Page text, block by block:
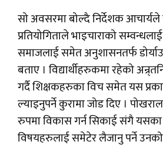
सो अवसरमा बोल्दै निर्देशक आचार्यले
प्रतियोगिताले भाइचाराको
समाजलाई समेत अनुशासनतर्फ
बताए । विद्यार्थीहरुकमा रहेको
गर्दै शिक्षकहरुका विच समेत यस
ल्याइनुपर्ने कुरामा जोड दिए ।
रुपमा विकास गर्न सिकाई संगै यसका
विषयहरुलाई समेटेर लैजानु पर्ने उनको